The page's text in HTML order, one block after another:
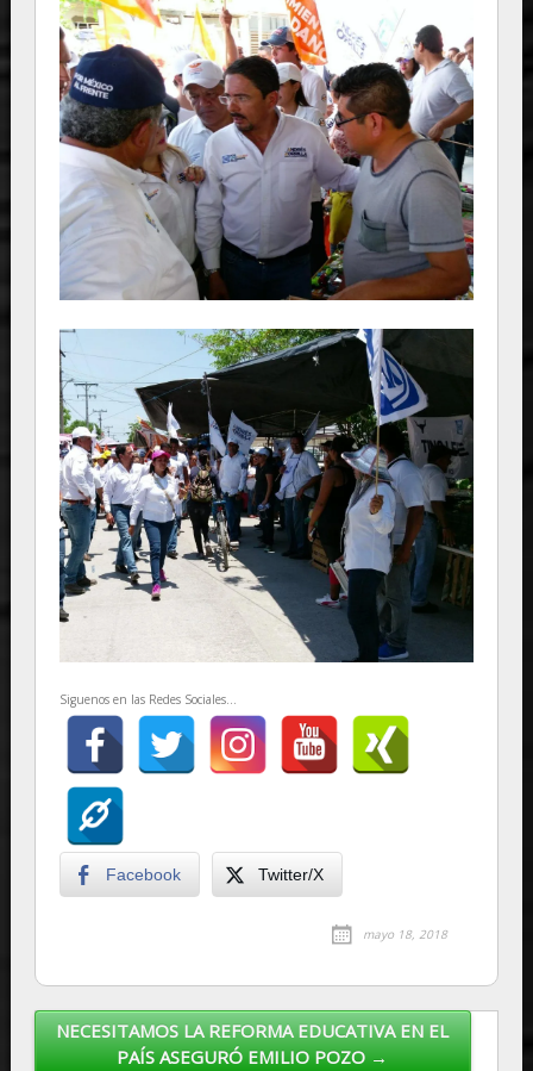
Siguenos en las Redes Sociales...
Facebook Twitter/X
mayo 18, 2018
Post navigation
NECESITAMOS LA REFORMA EDUCATIVA EN EL
PAÍS ASEGURÓ EMILIO POZO →